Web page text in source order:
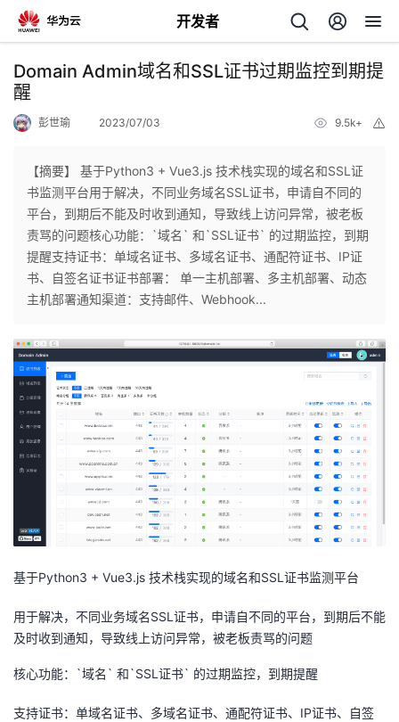
开发者
返
回
个
人
主
页
我
的
开
发
者
我
坛
圈
的
我
Domain Admin域名和SSL证书过期监控到期提
醒
彭世瑜 2023/07/03 9.5k+
【摘要】 基于Python3 + Vue3.js 技术栈实现的域名和SSL证
书监测平台用于解决，不同业务域名SSL证书，申请自不同的
平台，到期后不能及时收到通知，导致线上访问异常，被老板
责骂的问题核心功能：`域名` 和`SSL证书` 的过期监控，到期
提醒支持证书：单域名证书、多域名证书、通配符证书、IP证
书、自签名证书证书部署： 单一主机部署、多主机部署、动态
主机部署通知渠道：支持邮件、Webhook...
基于Python3 + Vue3.js 技术栈实现的域名和SSL证书监测平台
用于解决，不同业务域名SSL证书，申请自不同的平台，到期后不能
及时收到通知，导致线上访问异常，被老板责骂的问题
核心功能：`域名` 和`SSL证书` 的过期监控，到期提醒
支持证书：单域名证书、多域名证书、通配符证书、IP证书、自签